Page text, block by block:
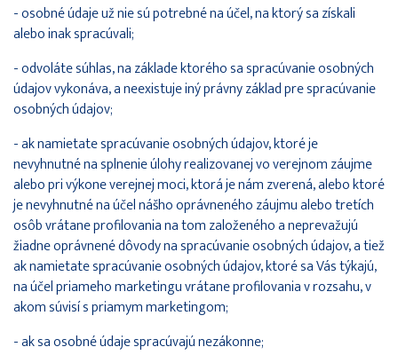
- osobné údaje už nie sú potrebné na účel, na ktorý sa získali
alebo inak spracúvali;
- odvoláte súhlas, na základe ktorého sa spracúvanie osobných
údajov vykonáva, a neexistuje iný právny základ pre spracúvanie
osobných údajov;
- ak namietate spracúvanie osobných údajov, ktoré je
nevyhnutné na splnenie úlohy realizovanej vo verejnom záujme
alebo pri výkone verejnej moci, ktorá je nám zverená, alebo ktoré
je nevyhnutné na účel nášho oprávneného záujmu alebo tretích
osôb vrátane profilovania na tom založeného a neprevažujú
žiadne oprávnené dôvody na spracúvanie osobných údajov, a tiež
ak namietate spracúvanie osobných údajov, ktoré sa Vás týkajú,
na účel priameho marketingu vrátane profilovania v rozsahu, v
akom súvisí s priamym marketingom;
- ak sa osobné údaje spracúvajú nezákonne;